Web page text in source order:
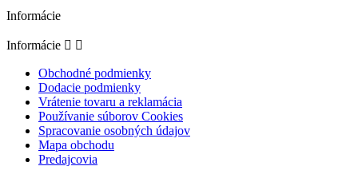
Informácie
Informácie  
Obchodné podmienky
Dodacie podmienky
Vrátenie tovaru a reklamácia
Používanie súborov Cookies
Spracovanie osobných údajov
Mapa obchodu
Predajcovia